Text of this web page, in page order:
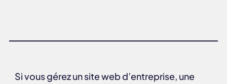
Si vous gérez un site web d’entreprise, une